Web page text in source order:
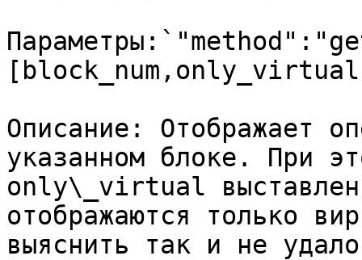
Описание: Отображает
указанном блоке. При
only\_virtual
отображаются только
выяснить так и не